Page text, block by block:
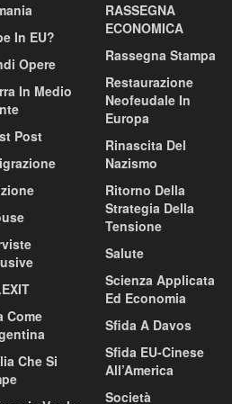
In EU?
Opere
In Medio
Post
Come
Che Si
RASSEGNA
ECONOMICA
Rassegna Stampa
Restaurazione
Neofeudale In
Europa
Rinascita Del
Nazismo
Ritorno Della
Strategia Della
Tensione
Salute
Scienza Applicata
Ed Economia
Sfida A Davos
Sfida EU-Cinese
All’America
Società